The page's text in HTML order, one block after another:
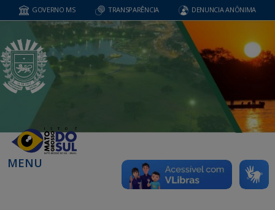
GOVERNO MS TRANSPARÊNCIA DENUNCIA ANÔNIMA
MENU